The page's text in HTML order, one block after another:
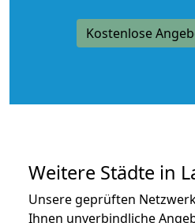
Kostenlose
Weitere Städte in
Unsere geprüften
Ihnen unverbindliche